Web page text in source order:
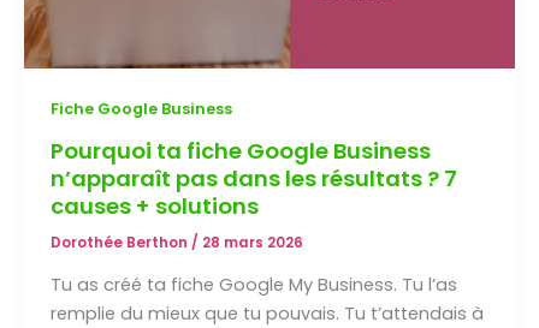
passer
ta
vie
les
réseaux) ?
Fiche Google Business
Pourquoi ta fiche Google Business
n’apparaît pas dans les résultats ? 7
causes + solutions
Dorothée Berthon / 28 mars 2026
Tu as créé ta fiche Google My Business. Tu l’as
remplie du mieux que tu pouvais. Tu t’attendais à